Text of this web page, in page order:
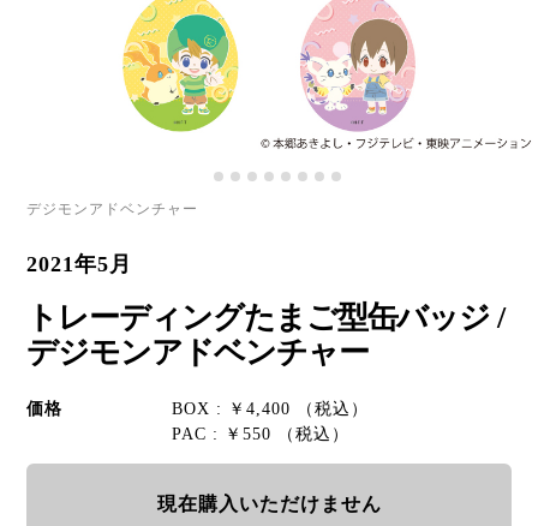
デジモンアドベンチャー
2021年5月
トレーディングたまご型缶バッジ /
デジモンアドベンチャー
価格
BOX : ￥4,400 （税込）
PAC : ￥550 （税込）
現在購入いただけません